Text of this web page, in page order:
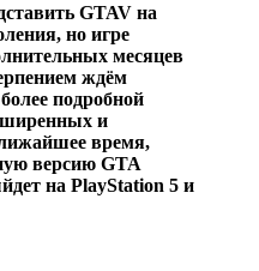
GTAV на
но игре
месяцев
ждём
подробной
и
время,
версию GTA
на PlayStation 5 и